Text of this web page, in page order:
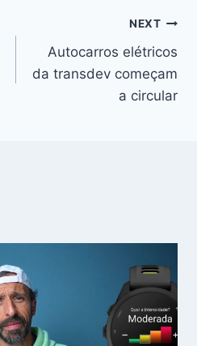
NEXT
Autocarros elétricos
da transdev começam
a circular